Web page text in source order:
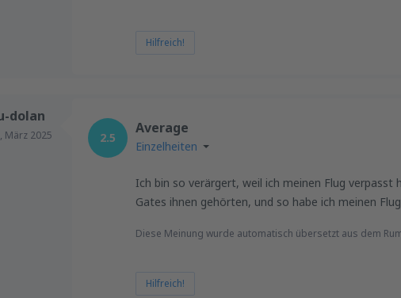
Hilfreich!
dolan
März 2025 2.5
Average
Einzelheiten
Ich bin so verärgert, weil ich meinen Flug verpasst
Gates ihnen gehörten, und so habe ich meinen
Diese Meinung wurde automatisch übersetzt aus dem
Hilfreich!